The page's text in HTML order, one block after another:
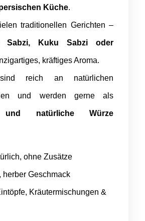
Küche.
traditionellen Gerichten –
Sabzi, Kuku Sabzi oder
kräftiges Aroma.
reich an natürlichen
und werden gerne als
und natürliche Würze
ohne Zusätze
herber Geschmack
Kräutermischungen &